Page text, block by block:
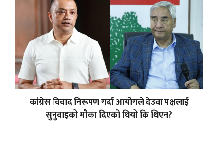
कांग्रेस विवाद निरूपण गर्दा आयोगले देउवा पक्षलाई
सुनुवाइको मौका दिएको थियो कि थिएन?